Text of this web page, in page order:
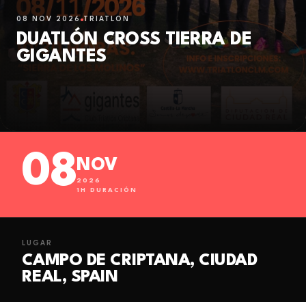
08 NOV 2026 TRIATLÓN
DUATLÓN CROSS TIERRA DE
GIGANTES
08 NOV
2026
1H DURACIÓN
LUGAR
CAMPO DE CRIPTANA, CIUDAD
REAL, SPAIN